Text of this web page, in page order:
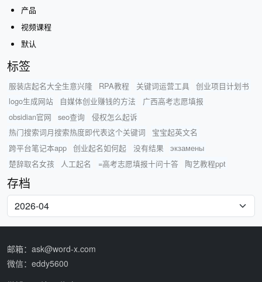
产品
视频课程
默认
标签
服装店起名大全生意兴隆 RPA教程 关键词运营工具
创业项目计划书
logo生成网站
自媒体创业赚钱的方法
广西高考志愿填报
obsidian官网
seo查询
侵权怎么起诉
热门搜索词月搜索热度即代表这个关键词
宝宝起英文名
跨平台笔记本app
创业起名如何起 没有结果
экзамены
楚辞取名女孩
人工起名 =高考志愿填报十问十答 陶艺教程ppt
存档
邮箱：ask@word-x.com
微信：eddy5600